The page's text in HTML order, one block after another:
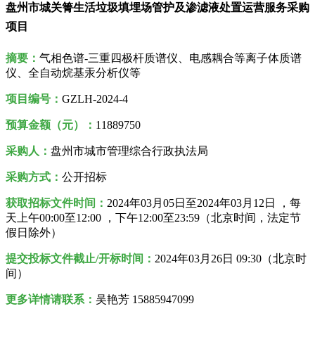
盘州市城关箐生活垃圾填埋场管护及渗滤液处置运营服务采购
项目
摘要： 气相色谱-三重四极杆质谱仪、电感耦合等离子体质谱
仪、全自动烷基汞分析仪等
项目编号： GZLH-2024-4
预算金额（元）： 11889750
采购人 ： 盘州市城市管理综合行政执法局
采购方式： 公开招标
获取招标文件时间： 2024年03月05日至2024年03月12日 ，每
天上午00:00至12:00 ，下午12:00至23:59（北京时间，法定节
假日除外）
提交投标文件截止/开标时间： 2024年03月26日 09:30（北京时
间）
更多详情请联系： 吴艳芳 15885947099